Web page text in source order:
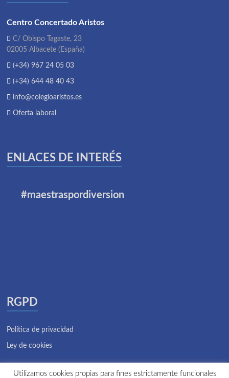
Centro Concertado Aristos
C/ Obispo Tagaste, 23
02005 Albacete (España)
(+34) 967 24 05 03
(+34) 644 48 40 43
info@colegioaristos.es
Oferta laboral
ENLACES DE INTERÉS
#maestraspordiversion
RGPD
Política de privacidad
Ley de cookies
Utilizamos cookies propias para fines estrictamente funcionales